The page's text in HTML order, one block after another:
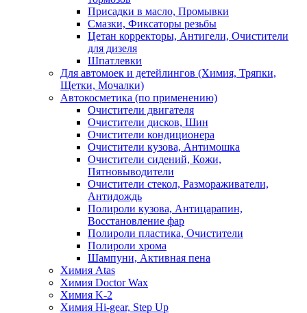
Присадки в масло, Промывки
Смазки, Фиксаторы резьбы
Цетан корректоры, Антигели, Очистители
для дизеля
Шпатлевки
Для автомоек и детейлингов (Химия, Тряпки,
Щетки, Мочалки)
Автокосметика (по применению)
Очистители двигателя
Очистители дисков, Шин
Очистители кондиционера
Очистители кузова, Антимошка
Очистители сидений, Кожи,
Пятновыводители
Очистители стекол, Размораживатели,
Антидождь
Полироли кузова, Антицарапин,
Восстановление фар
Полироли пластика, Очистители
Полироли хрома
Шампуни, Активная пена
Химия Atas
Химия Doctor Wax
Химия K-2
Химия Hi-gear, Step Up